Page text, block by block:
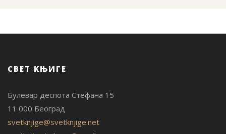
СВЕТ КЊИГЕ
Булевар деспота Стефана 15
11 000 Београд
svetknjige@svetknjige.net